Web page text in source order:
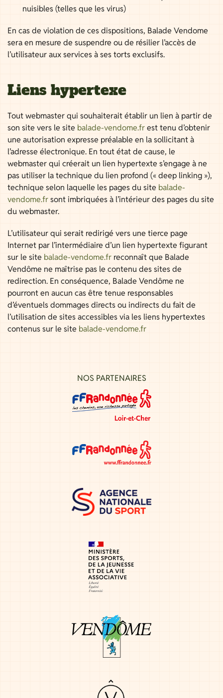
nuisibles (telles que les virus)
En cas de violation de ces dispositions, Balade Vendome
sera en mesure de suspendre ou de résilier l’accès de
l’utilisateur aux services à ses torts exclusifs.
Liens hypertexe
Tout webmaster qui souhaiterait établir un lien à partir de
son site vers le site balade-vendome.frest tenu d’obtenir
une autorisation expresse préalable en la sollicitant à
l’adresse électronique. En tout état de cause, le
webmaster qui créerait un lien hypertexte s’engage à ne
pas utiliser la technique du lien profond (« deep linking »),
technique selon laquelle les pages du site balade-
vendome.frsont imbriquées à l’intérieur des pages du site
du webmaster.
L’utilisateur qui serait redirigé vers une tierce page
Internet par l’intermédiaire d’un lien hypertexte figurant
sur le site balade-vendome.fr reconnaît que Balade
Vendôme ne maîtrise pas le contenu des sites de
redirection. En conséquence, Balade Vendôme ne
pourront en aucun cas être tenue responsables
d’éventuels dommages directs ou indirects du fait de
l’utilisation de sites accessibles via les liens hypertextes
contenus sur le site balade-vendome.fr
NOS PARTENAIRES